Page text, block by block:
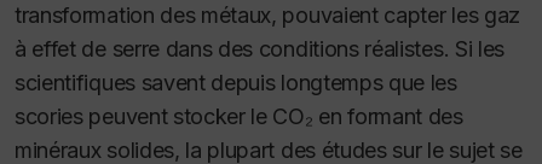
transformation des métaux, pouvaient capter les gaz
à effet de serre dans des conditions réalistes. Si les
scientifiques savent depuis longtemps que les
scories peuvent stocker le CO₂ en formant des
minéraux solides, la plupart des études sur le sujet se